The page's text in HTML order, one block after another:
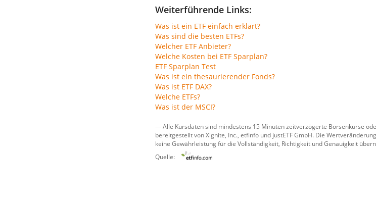
Weiterführende Links:
Was ist ein ETF einfach erklärt?
Was sind die besten ETFs?
Welcher ETF Anbieter?
Welche Kosten bei ETF Sparplan?
ETF Sparplan Test
Was ist ein thesaurierender Fonds?
Was ist ETF DAX?
Welche ETFs?
Was ist der MSCI?
— Alle Kursdaten sind mindestens 15 Minuten zeitverzögerte Börsenkurse
bereitgestellt vonXignite, Inc. etfinfo und justETF GmbH. Die
keine Gewährleistung für die Vollständigkeit, Richtigkeit und Genauigkeit
Quelle: